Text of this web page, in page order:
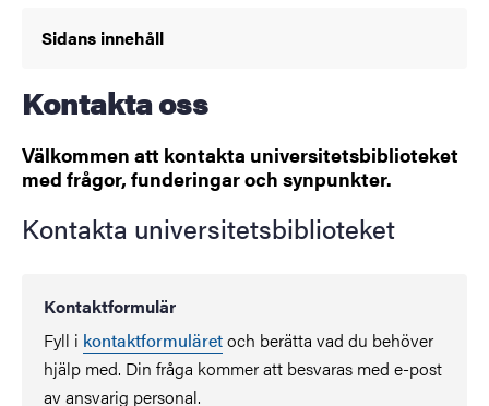
Sidans innehåll
Kontakta oss
Välkommen att kontakta universitetsbiblioteket
med frågor, funderingar och synpunkter.
Kontakta universitetsbiblioteket
Kontaktformulär
Fyll i kontaktformuläretoch berätta vad du behöver
hjälp med. Din fråga kommer att besvaras med e-post
av ansvarig personal.